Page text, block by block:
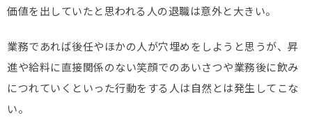
価値を出していたと思われる人の退職は意外と大きい。
業務であれば後任やほかの人が穴埋めをしようと思うが、昇
進や給料に直接関係のない笑顔でのあいさつや業務後に飲み
につれていくといった行動をする人は自然とは発生してこな
い。